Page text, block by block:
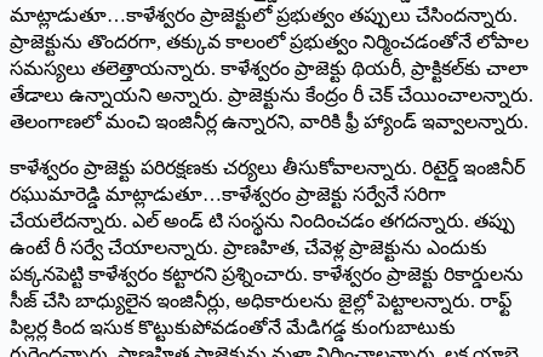
మాట్లాడుతూ…కాళేశ్వరం ప్రాజెక్టులో ప్రభుత్వం తప్పులు చేసిందన్నారు.
ప్రాజెక్టును తొందరగా, తక్కువ కాలంలో ప్రభుత్వం నిర్మించడంతోనే లోపాల
సమస్యలు తలెత్తాయన్నారు. కాళేశ్వరం ప్రాజెక్టు థియరీ, ప్రాక్టికల్‌కు చాలా
తేడాలు ఉన్నాయని అన్నారు. ప్రాజెక్టును కేంద్రం రీ చెక్‌ ‌చేయించాలన్నారు.
తెలంగాణలో మంచి ఇంజినీర్ల ఉన్నారని, వారికి ఫ్రీ హ్యాండ్‌ ఇవ్వాలన్నారు.
కాళేశ్వరం ప్రాజెక్టు పరిరక్షణకు చర్యలు తీసుకోవాలన్నారు. రిటైర్డ్ ఇం‌జినీర్‌
‌రఘుమారెడ్డి మాట్లాడుతూ…కాళేశ్వరం ప్రాజెక్టు సర్వేనే సరిగా
చేయలేదన్నారు. ఎల్‌ అం‌డ్‌ ‌టి సంస్థను నిందించడం తగదన్నారు. తప్పు
ఉంటే రీ సర్వే చేయాలన్నారు. ప్రాణహిత, చేవెళ్ల ప్రాజెక్టును ఎందుకు
పక్కనపెట్టి కాళేశ్వరం కట్టారని ప్రశ్నించారు. కాళేశ్వరం ప్రాజెక్టు రికార్డులను
సీజ్‌ ‌చేసి బాధ్యులైన ఇంజినీర్లు, అధికారులను జైల్లో పెట్టాలన్నారు. రాఫ్ట్
‌పిల్లర్ల కింద ఇసుక కొట్టుకుపోవడంతోనే మేడిగడ్డ కుంగుబాటుకు